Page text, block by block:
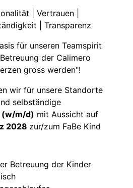
| Vertrauen |
| Transparenz
für unseren Teamspirit
der Calimero
gross werden"!
wir für unsere Standorte
selbständige
(w/m/d) mit Aussicht auf
2028 zur/zum FaBe Kind
Betreuung der Kinder